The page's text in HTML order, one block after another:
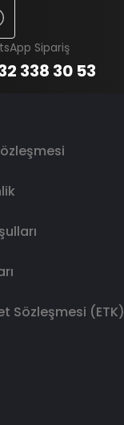
Sipariş
338 30 53
Sözleşmesi (ETK)